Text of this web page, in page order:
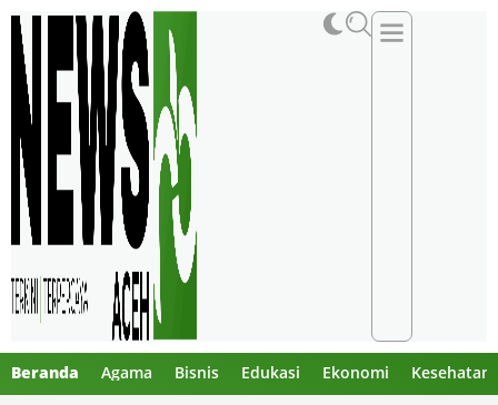
Beranda Agama Bisnis Edukasi Ekonomi Kesehatan